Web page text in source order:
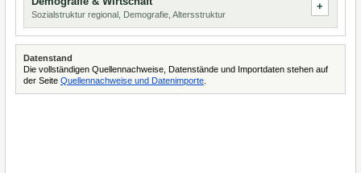
Sozialstruktur regional, Demografie, Altersstruktur
Datenstand
Die vollständigen Quellennachweise, Datenstände und Importdaten stehen auf
der Seite Quellennachweise und Datenimporte